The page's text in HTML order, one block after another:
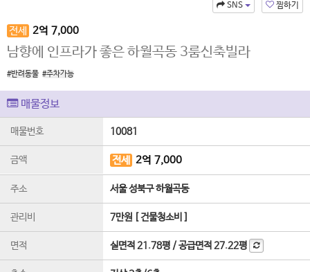
찜하기
SNS
전세 2억 7,000
남향에 인프라가 좋은 하월곡동 3룸신축빌라
#반려동물 #주차가능
매물정보
매물번호 10081
금액 전세 2억 7,000
주소 서울 성북구 하월곡동
관리비 7만원 [ 건물청소비 ]
면적 실면적21.78평 /공급면적27.22평